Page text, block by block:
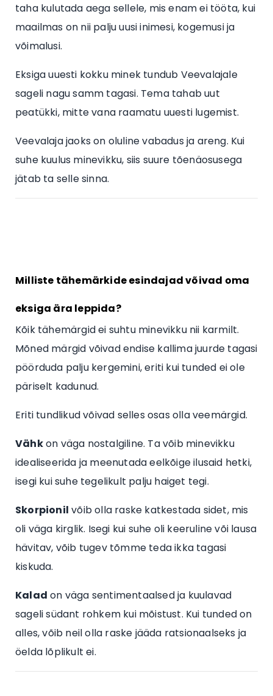
taha kulutada aega sellele, mis enam ei tööta, kui
maailmas on nii palju uusi inimesi, kogemusi ja
võimalusi.
Eksiga uuesti kokku minek tundub Veevalajale
sageli nagu samm tagasi. Tema tahab uut
peatükki, mitte vana raamatu uuesti lugemist.
Veevalaja jaoks on oluline vabadus ja areng. Kui
suhe kuulus minevikku, siis suure tõenäosusega
jätab ta selle sinna.
Milliste tähemärkide esindajad võivad oma
eksiga ära leppida?
Kõik tähemärgid ei suhtu minevikku nii karmilt.
Mõned märgid võivad endise kallima juurde tagasi
pöörduda palju kergemini, eriti kui tunded ei ole
päriselt kadunud.
Eriti tundlikud võivad selles osas olla veemärgid.
Vähkon väga nostalgiline. Ta võib minevikku
idealiseerida ja meenutada eelkõige ilusaid hetki,
isegi kui suhe tegelikult palju haiget tegi.
Skorpionil võib olla raske katkestada sidet, mis
oli väga kirglik. Isegi kui suhe oli keeruline või lausa
hävitav, võib tugev tõmme teda ikka tagasi
kiskuda.
Kalad on väga sentimentaalsed ja kuulavad
sageli südant rohkem kui mõistust. Kui tunded on
alles, võib neil olla raske jääda ratsionaalseks ja
öelda lõplikult ei.